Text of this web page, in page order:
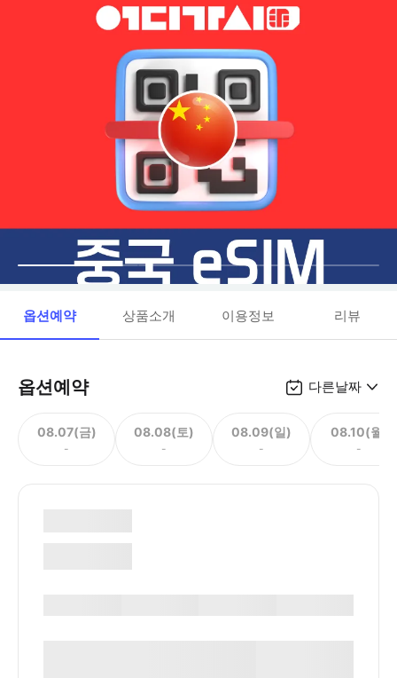
옵션예약 상품소개 이용정보 리뷰
옵션예약 다른날짜
08.07(금)
-
08.08(토)
-
08.09(일)
-
08.10(월)
-